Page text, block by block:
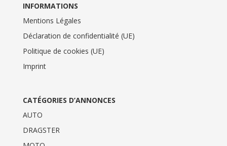
INFORMATIONS
Mentions Légales
Déclaration de confidentialité (UE)
Politique de cookies (UE)
Imprint
CATÉGORIES D’ANNONCES
AUTO
DRAGSTER